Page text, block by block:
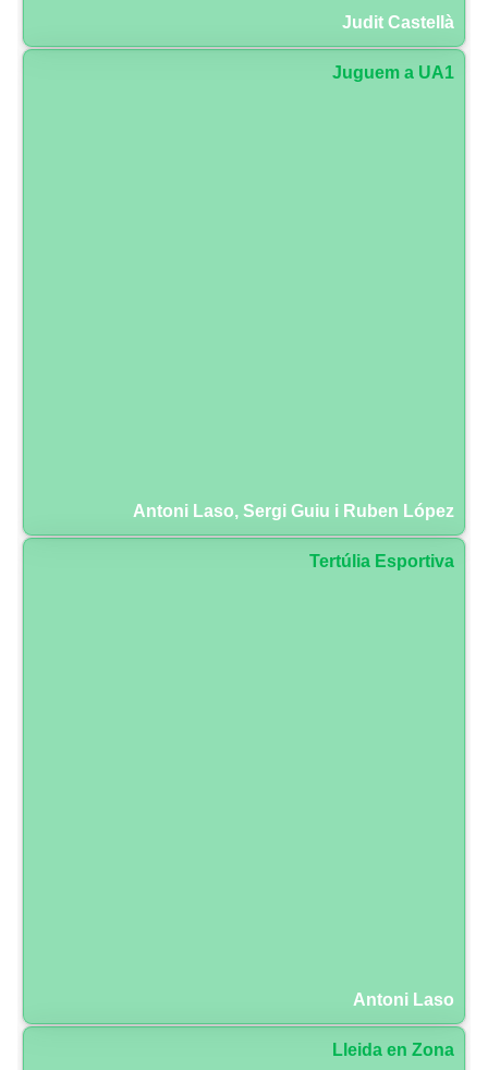
Judit Castellà
Juguem a UA1
Antoni Laso, Sergi Guiu i Ruben López
Tertúlia Esportiva
Antoni Laso
Lleida en Zona